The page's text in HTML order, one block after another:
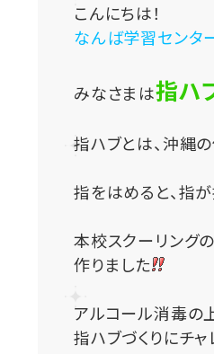
こんにちは！
なんば学習センタ
みなさまは指ハ
指ハブとは、沖縄
指をはめると、指
本校スクーリング
作りました
アルコール消毒の上
指ハブづくりにチ